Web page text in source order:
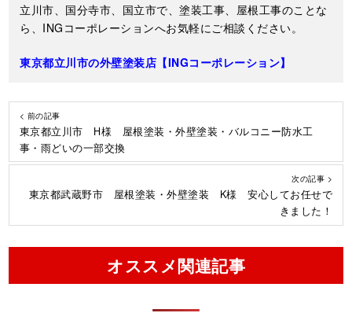
立川市、国分寺市、国立市で、塗装工事、屋根工事のことな
ら、INGコーポレーションへお気軽にご相談ください。
東京都立川市の外壁塗装店【INGコーポレーション】
< 前の記事
東京都立川市 H様 屋根塗装・外壁塗装・バルコニー防水工
事・雨どいの一部交換
次の記事 >
東京都武蔵野市 屋根塗装・外壁塗装 K様 安心してお任せで
きました！
オススメ関連記事